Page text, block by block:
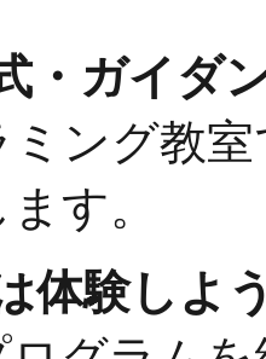
・ガイダ
ミング教
す。
体験しよ